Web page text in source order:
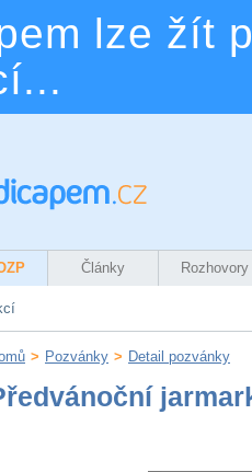
lze žít
Články Rozhovory
> Pozvánky > Detail pozvánky